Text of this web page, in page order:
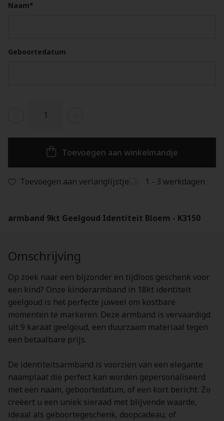
Naam*
Geboortedatum
Toevoegen aan winkelmandje
Toevoegen aan verlanglijstje 1 - 3 werkdagen
armband 9kt Geelgoud Identiteit Bloem - K3150
Omschrijving
Op zoek naar een bijzonder en tijdloos geschenk voor
een kind? Onze kinderarmband in 18kt identiteit
geelgoud is het perfecte juweel om kostbare
momenten te markeren. Deze armband is vervaardigd
uit 9 karaat geelgoud, een duurzaam materiaal tegen
een betaalbare prijs.
De identiteitsarmband is voorzien van een elegante
naamplaat die perfect kan worden gepersonaliseerd
met een naam, geboortedatum, of een kort bericht. Zo
creëert u een uniek sieraad met blijvende waarde,
ideaal als geboortegeschenk, doopcadeau, of